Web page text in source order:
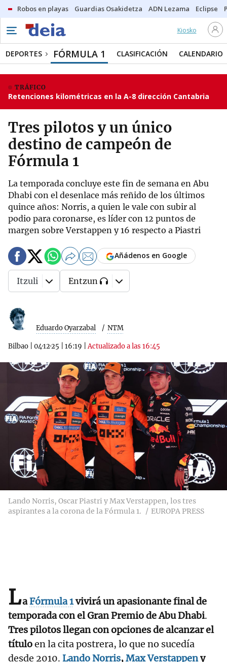
Robos en playas Guardias Osakidetza ADN Lezama Eclipse
Kiosko
DEPORTES FÓRMULA 1 CLASIFICACIÓN CALENDARIO
TRÁFICO
Retenciones kilométricas en la A-8 dirección Cantabria
Tres pilotos y un único
destino de campeón de
Fórmula 1
La temporada concluye este fin de semana en Abu
Dhabi con el desenlace más reñido de los últimos
quince años: Norris, a quien le vale con subir al
podio para coronarse, es líder con 12 puntos de
margen sobre Verstappen y 16 respecto a Piastri
Eduardo Oyarzabal NTM
Bilbao 04·12·25 16:19 |Actualizado a las 16:45
Añádenos en Google
Itzuli Entzun
Lando Norris, Oscar Piastri y Max Verstappen, los tres
aspirantes a la corona de la Fórmula 1.
EUROPA PRESS
LaFórmula 1vivirá un apasionante final de
temporada con el Gran Premio de Abu Dhabi.
Tres pilotos llegan con opciones de alcanzar el
títuloen la cita postrera, lo que no sucedía
desde 2010. Lando Norris,Max Verstappeny